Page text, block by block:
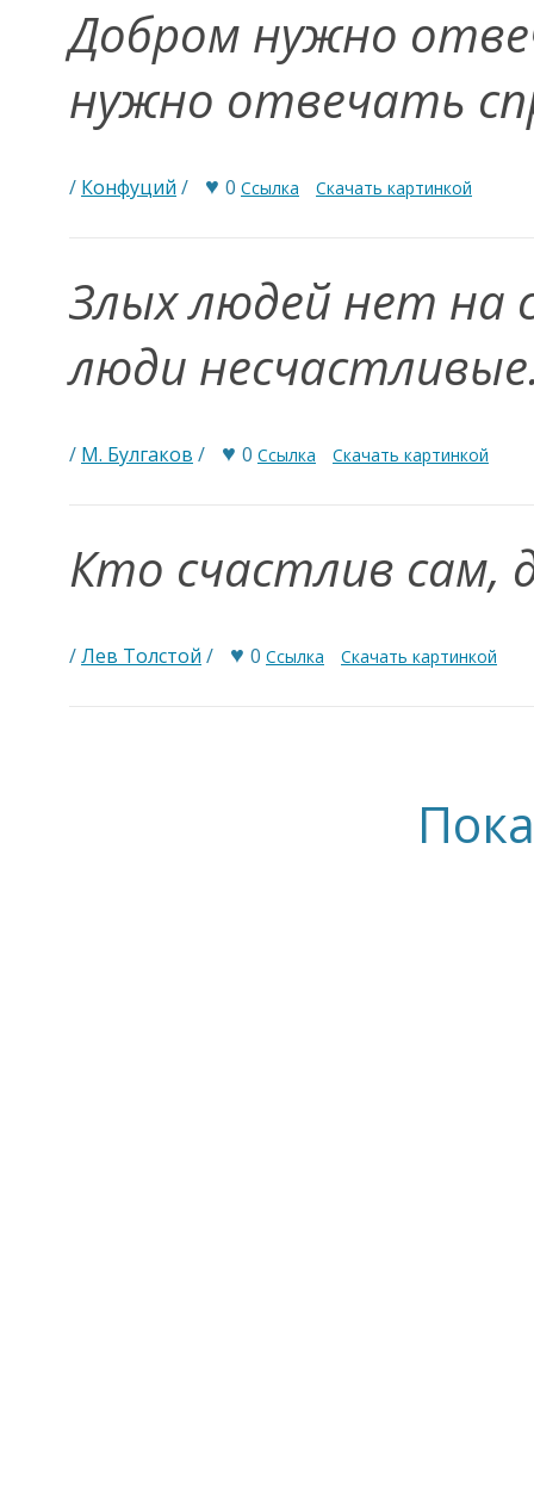
Добром нужно
нужно отвечать
/ Конфуций / ♥ 0 Ссылка Скачать картинкой
Злых людей нет на
люди
/ М. Булгаков / ♥ 0 Ссылка Скачать картинкой
Кто счастлив сам,
/Лев Толстой / ♥ 0 Ссылка Скачать картинкой